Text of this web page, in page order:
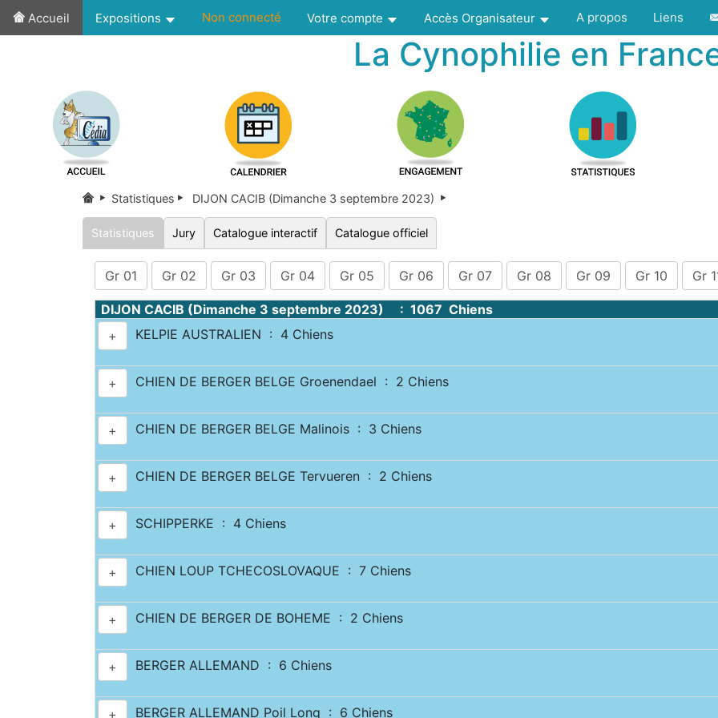
Accueil Expositions Non connecté Votre compte Accès Organisateur A propos Liens
La Cynophilie en
Statistiques DIJON CACIB (Dimanche 3 septembre 2023)
Statistiques Jury Catalogue interactif Catalogue officiel
Gr 01 Gr 02 Gr 03 Gr 04 Gr 05 Gr 06 Gr 07 Gr 08 Gr 09 Gr 10 Gr
DIJON CACIB (Dimanche 3 septembre 2023) : 1067 Chiens
+
KELPIE AUSTRALIEN : 4 Chiens
+ CHIEN DE BERGER BELGE Groenendael : 2 Chiens
+ CHIEN DE BERGER BELGE Malinois : 3 Chiens
+ CHIEN DE BERGER BELGE Tervueren : 2 Chiens
+ SCHIPPERKE : 4 Chiens
+ CHIEN LOUP TCHECOSLOVAQUE : 7 Chiens
+ CHIEN DE BERGER DE BOHEME : 2 Chiens
+ BERGER ALLEMAND : 6 Chiens
+ BERGER ALLEMAND Poil Long : 6 Chiens